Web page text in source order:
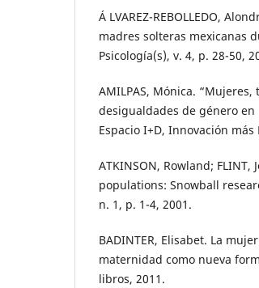
Á LVAREZ-REBOLLEDO,
madres solteras mexicanas
Psicología(s), v. 4, p. 28-50,
AMILPAS, Mónica.
desigualdades de género en
Espacio I+D, Innovación
ATKINSON, Rowland;
populations: Snowball
n. 1, p. 1-4, 2001.
BADINTER, Elisabet. La
maternidad como nueva
libros, 2011.